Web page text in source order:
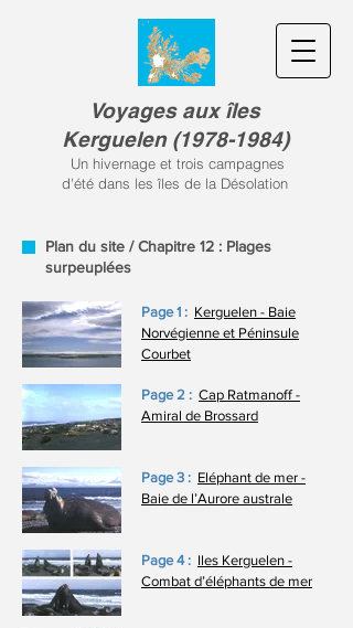
Voyages aux îles
Kerguelen (1978-1984)
Un hivernage et trois campagnes
d'été dans les îles de la Désolation
Plan du site / Chapitre 12 : Plages
surpeuplées
Page 1 : Kerguelen - Baie
Norvégienne et Péninsule
Courbet
Page 2 : Cap Ratmanoff -
Amiral de Brossard
Page 3 : Eléphant de mer -
Baie de l’Aurore australe
Page 4 : Iles Kerguelen -
Combat d’éléphants de mer